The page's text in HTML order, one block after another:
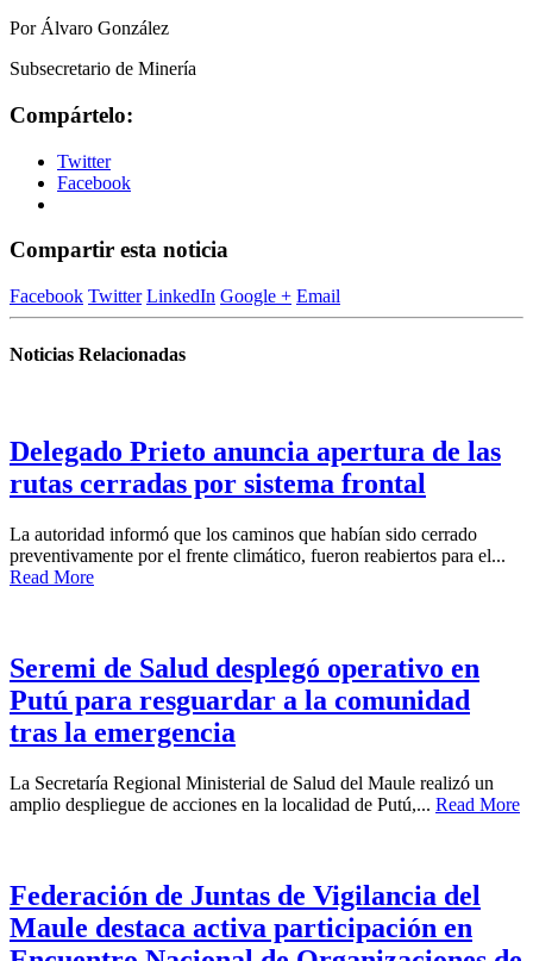
Por Álvaro González
Subsecretario de Minería
Compártelo:
Twitter
Facebook
Compartir esta noticia
Facebook Twitter LinkedIn Google + Email
Noticias Relacionadas
Delegado Prieto anuncia apertura de las
rutas cerradas por sistema frontal
La autoridad informó que los caminos que habían sido cerrado
preventivamente por el frente climático, fueron reabiertos para el...
Read More
Seremi de Salud desplegó operativo en
Putú para resguardar a la comunidad
tras la emergencia
La Secretaría Regional Ministerial de Salud del Maule realizó un
amplio despliegue de acciones en la localidad de Putú,... Read More
Federación de Juntas de Vigilancia del
Maule destaca activa participación en